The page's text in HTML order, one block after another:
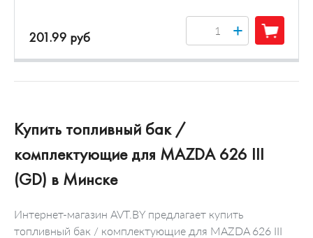
201.99 руб +
Купить топливный бак /
комплектующие для MAZDA 626 III
(GD) в Минске
Интернет-магазин AVT.BY предлагает купить
топливный бак / комплектующие для MAZDA 626 III